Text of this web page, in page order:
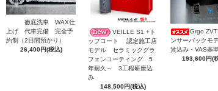
徹底洗車 WAX仕
上げ 代車完備 完全予
約制（2日間預かり）
26,400円(税込)
VEILLE S1 +ト
ップコート 認定施工店
モデル セラミックグラ
フェンコーティング 5
年耐久～ 3工程研磨込
み
148,500円(税込)
Grgo
ンサーバックモ
賃込み・VAS基
193,600円(